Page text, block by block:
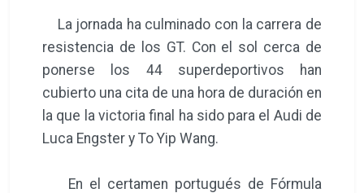
La jornada ha culminado con la carrera de
resistencia de los GT. Con el sol cerca de
ponerse los 44 superdeportivos han
cubierto una cita de una hora de duración en
la que la victoria final ha sido para el Audi de
Luca Engster y To Yip Wang.
En el certamen portugués de Fórmula